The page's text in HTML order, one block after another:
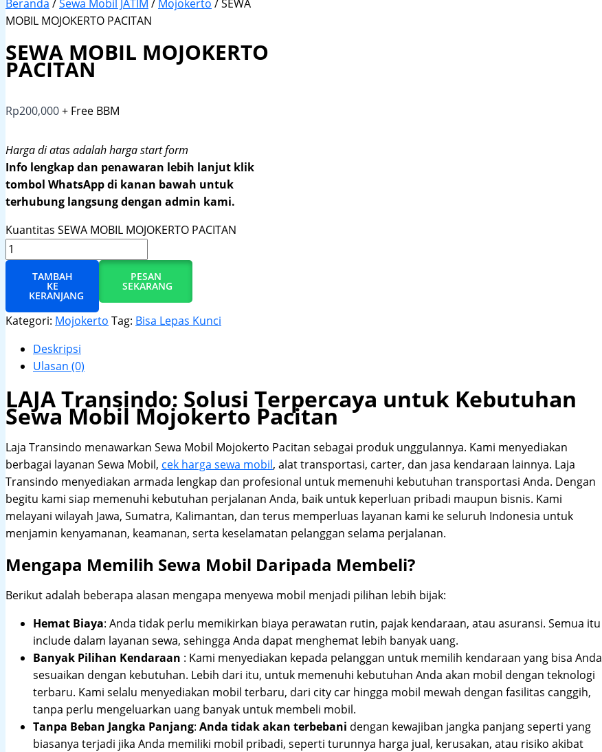
Beranda /Sewa Mobil JATIM / Mojokerto / SEWA
MOBIL MOJOKERTO PACITAN
SEWA MOBIL MOJOKERTO
PACITAN
Rp200,000+ Free BBM
Harga di atas adalah harga start form
Info lengkap dan penawaran lebih lanjut klik
tombol WhatsApp di kanan bawah untuk
terhubung langsung dengan admin kami.
Kuantitas SEWA MOBIL MOJOKERTO PACITAN
TAMBAH
KE
KERANJANG
PESAN
SEKARANG
Kategori: Mojokerto Tag: Bisa Lepas Kunci
Deskripsi
Ulasan (0)
LAJA Transindo: Solusi Terpercaya untuk Kebutuhan
Sewa Mobil Mojokerto Pacitan
Laja Transindo menawarkan Sewa Mobil Mojokerto Pacitan sebagai produk unggulannya. Kami menyediakan
berbagai layanan Sewa Mobil, cek harga sewa mobil, alat transportasi, carter, dan jasa kendaraan lainnya. Laja
Transindo menyediakan armada lengkap dan profesional untuk memenuhi kebutuhan transportasi Anda. Dengan
begitu kami siap memenuhi kebutuhan perjalanan Anda, baik untuk keperluan pribadi maupun bisnis. Kami
melayani wilayah Jawa, Sumatra, Kalimantan, dan terus memperluas layanan kami ke seluruh Indonesia untuk
menjamin kenyamanan, keamanan, serta keselamatan pelanggan selama perjalanan.
Mengapa Memilih Sewa Mobil Daripada Membeli?
Berikut adalah beberapa alasan mengapa menyewa mobil menjadi pilihan lebih bijak:
Hemat Biaya: Anda tidak perlu memikirkan biaya perawatan rutin, pajak kendaraan, atau asuransi. Semua itu
include dalam layanan sewa, sehingga Anda dapat menghemat lebih banyak uang.
Banyak Pilihan Kendaraan : Kami menyediakan kepada pelanggan untuk memilih kendaraan yang bisa Anda
sesuaikan dengan kebutuhan. Lebih dari itu, untuk memenuhi kebutuhan Anda akan mobil dengan teknologi
terbaru. Kami selalu menyediakan mobil terbaru, dari city car hingga mobil mewah dengan fasilitas canggih,
tanpa perlu mengeluarkan uang banyak untuk membeli mobil.
Tanpa Beban Jangka Panjang: Anda tidak akan terbebani dengan kewajiban jangka panjang seperti yang
biasanya terjadi jika Anda memiliki mobil pribadi, seperti turunnya harga jual, kerusakan, atau risiko akibat